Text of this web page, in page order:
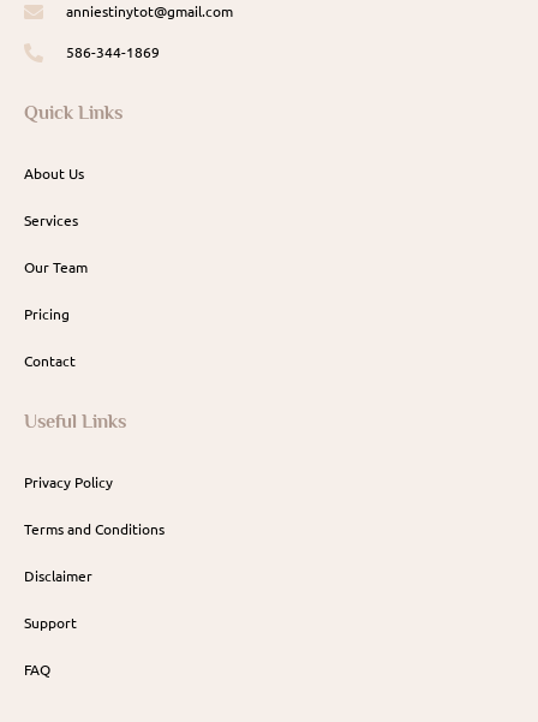
anniestinytot@gmail.com
586-344-1869
Quick Links
About Us
Services
Our Team
Pricing
Contact
Useful Links
Privacy Policy
Terms and Conditions
Disclaimer
Support
FAQ